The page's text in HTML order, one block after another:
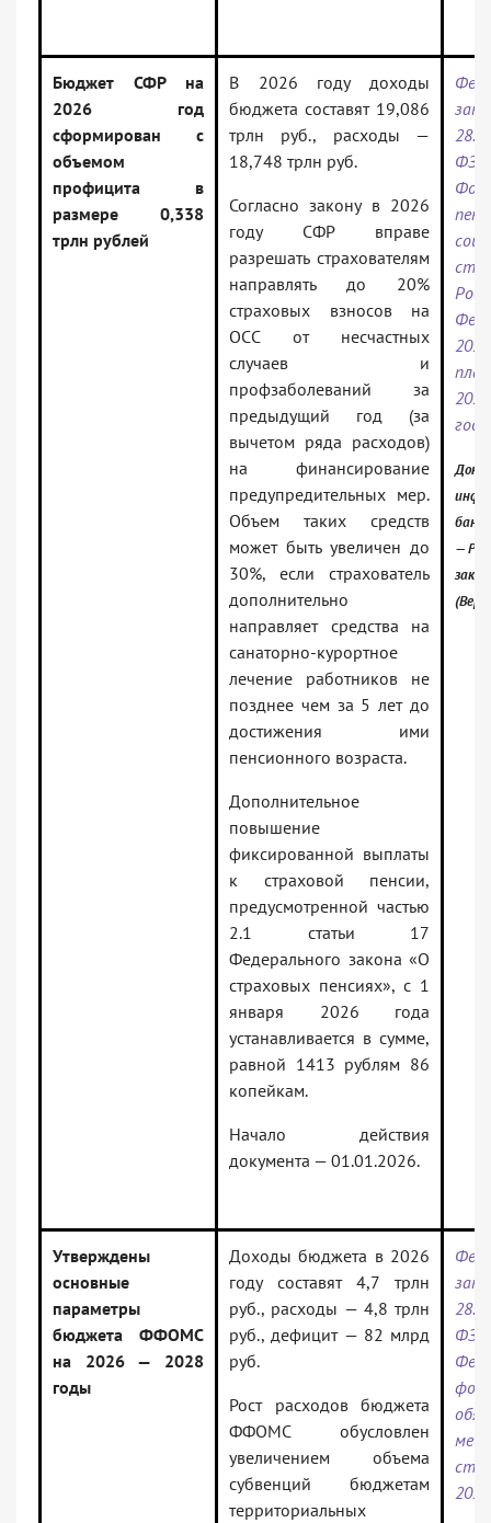
Бюджет СФР на
2026 год
сформирован с
объемом
профицита в
размере 0,338
трлн рублей
В 2026 году доходы
бюджета составят 19,086
трлн руб., расходы —
18,748 трлн руб.
Согласно закону в 2026
году СФР вправе
разрешать страхователям
направлять до 20%
страховых взносов на
ОСС от несчастных
случаев и
профзаболеваний за
предыдущий год (за
вычетом ряда расходов)
на финансирование
предупредительных мер.
Объем таких средств
может быть увеличен до
30%, если страхователь
дополнительно
направляет средства на
санаторно-курортное
лечение работников не
позднее чем за 5 лет до
достижения ими
пенсионного возраста.
Дополнительное
повышение
фиксированной выплаты
к страховой пенсии,
предусмотренной частью
2.1 статьи 17
Федерального закона «О
страховых пенсиях», с 1
января 2026 года
устанавливается в сумме,
равной 1413 рублям 86
копейкам.
Начало действия
документа — 01.01.2026.
ФЗ
банк:
—
Утверждены
основные
параметры
бюджета ФФОМС
на 2026 — 2028
годы
Доходы бюджета в 2026
году составят 4,7 трлн
руб., расходы — 4,8 трлн
руб., дефицит — 82 млрд
руб.
Рост расходов бюджета
ФФОМС обусловлен
увеличением объема
субвенций бюджетам
территориальных
ФЗ